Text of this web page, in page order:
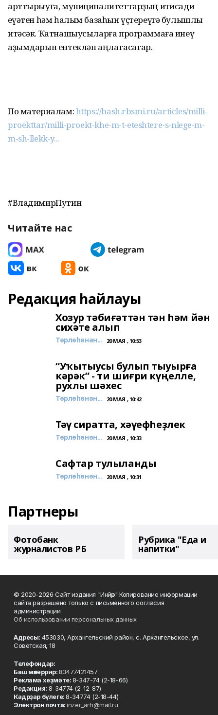
арттырыуға, муниципалитеттарҙың иҡтисади
ҡеүәтен һәм һалым базаһын үҫтереүгә булышлыҡ
итәсәк. Ҡатнашыусыларға программаға инеү
аҙымдарын ентекләп аңлатасаҡтар.
По материалам:https://bash.rbsmi.ru/articles/milli-
proekttar/milli-proekt-khe-m-t-eteshtere-s-nlege-m-
m-sh-llekk-y...
#ВладимирПутин
Читайте нас
Редакция һайлауы
Хозур тәбиғәттән тән һәм йән
сихәте алып
Төрлөһөнән... 20 МАЯ , 10:53
“Уҡытыусы булып тыуырға
кәрәк” - ти шиғри күңелле,
рухлы шәхес
Төрлөһөнән... 20 МАЯ , 10:42
Тәү сиратта, хәүефһеҙлек
Төрлөһөнән... 20 МАЯ , 10:33
Сафтар тулыланды
Төрлөһөнән... 20 МАЯ , 10:31
Партнеры
Фотобанк
журналистов РБ
Рубрика "Еда и
напитки"
© 2020-2026 Сайт издания "Инйәр" Копирование информации
сайта разрешено только с письменного согласия
администрации
Об использовании персональных данных
Адресы: 453030, Архангельский район, с. Архангельское, ул.
Советская, 18
Телефондар:
Баш мөхәррир:83477421457
Реклама хеҙмәте:8-347-74 (2-18-66)
Редакция:8-34774 (2-12-87)
Кадрҙар бүлеге:8-34774 (2-18-44)
Электрон почта:inzer_arh@mail.ru